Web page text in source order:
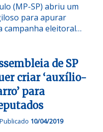
(MP-SP) abriu um
para apurar
campanha eleitoral…
de SP
criar ‘auxílio-
para
10/04/2019